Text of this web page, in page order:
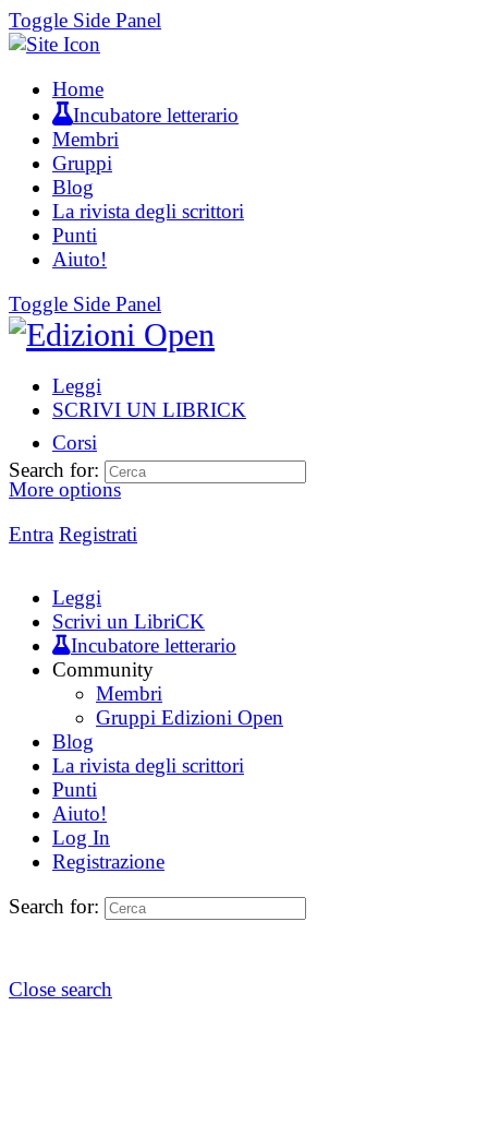
Toggle Side Panel
Home
Incubatore letterario
Membri
Gruppi
Blog
La rivista degli scrittori
Punti
Aiuto!
Toggle Side Panel
Leggi
SCRIVI UN LIBRICK
Corsi
More options
Entra Registrati
Search for:
Leggi
Scrivi un LibriCK
Incubatore letterario
Community
Membri
Gruppi Edizioni Open
Blog
La rivista degli scrittori
Punti
Aiuto!
Log In
Registrazione
Search for:
Close search